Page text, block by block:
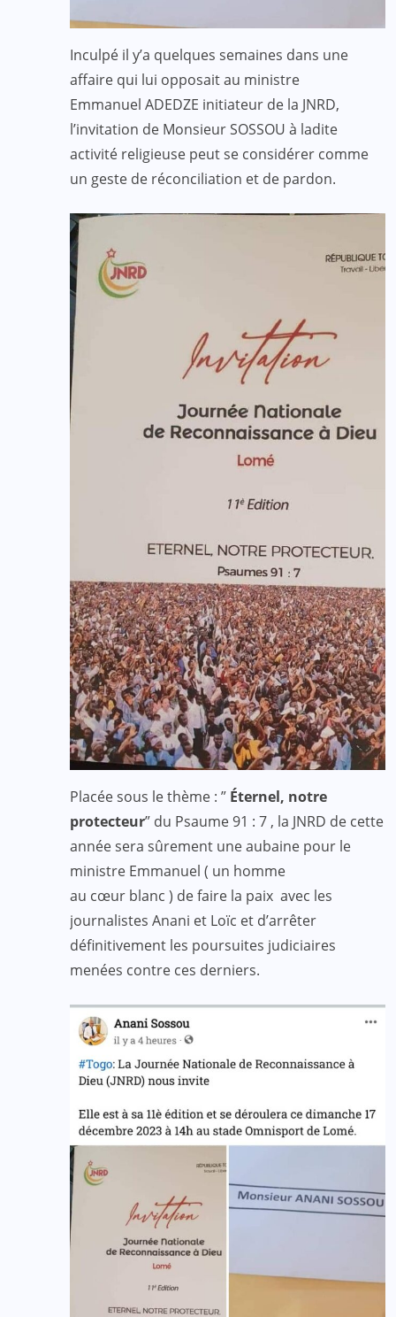
Inculpé il y’a quelques semaines dans une
affaire qui lui opposait au ministre
Emmanuel ADEDZE initiateur de la JNRD,
l’invitation de Monsieur SOSSOU à ladite
activité religieuse peut se considérer comme
un geste de réconciliation et de pardon.
Placée sous le thème : ” Éternel, notre
protecteur” du Psaume 91 : 7 , la JNRD de cette
année sera sûrement une aubaine pour le
ministre Emmanuel ( un homme
au cœur blanc ) de faire la paix avec les
journalistes Anani et Loïc et d’arrêter
définitivement les poursuites judiciaires
menées contre ces derniers.